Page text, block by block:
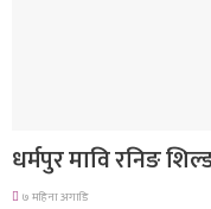
धर्मपुर मावि रनिङ
७ महिना अगाडि